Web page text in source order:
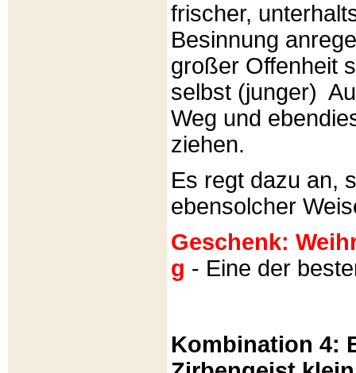
frischer,
Besinnung
großer Offenheit
selbst (junger)
Weg und
ziehen.
Es regt dazu an,
ebensolcher
Geschenk:
g - Eine der
Kombination 4: